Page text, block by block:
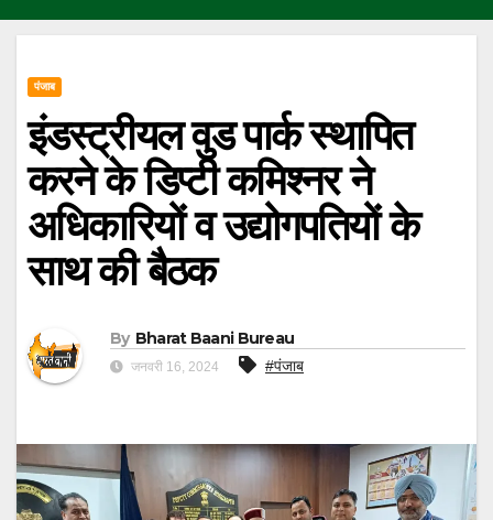
पंजाब
इंडस्ट्रीयल वुड पार्क स्थापित
करने के डिप्टी कमिश्नर ने
अधिकारियों व उद्योगपतियों के
साथ की बैठक
By Bharat Baani Bureau
जनवरी 16, 2024 #पंजाब